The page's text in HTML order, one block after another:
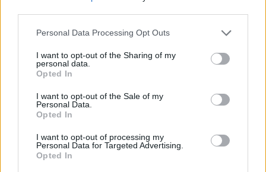
Please note that this website/app uses one or more Google
not limited to your visit or usage behaviour. You may click to
grant or deny consent to Google and its third-party tags to
use your data for below specified purposes in below Google
consent section.
Personal Data Processing Opt Outs
I want to opt-out of the Sharing of my
personal data.
Opted In
I want to opt-out of the Sale of my
Personal Data.
Opted In
I want to opt-out of processing my
Personal Data for Targeted Advertising.
Opted In
a csapatban, de ez nincs másként a többi
országban sem.
Amikor néhány éve két fiatalt játszatni kellett, hogy
pénzt kapjon a csapat, betettem őket két jobb és
rutinosabb játékos kárára, ezzel a csapatot
gyengítettem. Egy év múlva aztán már megint a
padon ültek, mert nem voltak elég jók. Ehhez idő
A magyar foci néhány jellemző problémájáról